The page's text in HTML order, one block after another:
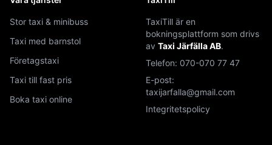
Stor taxi & minibuss
Taxi med barnstol
Företagstaxi
Taxi till fast pris
Boka taxi online
TaxiTill är en
bokningsplattform som drivs
av Taxi Järfälla AB.
Telefon: 070-070 77 47
E-post:
taxijarfalla@gmail.com
Integritetspolicy